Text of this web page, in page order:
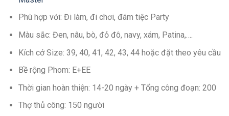
Phù hợp với: Đi làm, đi chơi, đám tiệc Party
Màu sắc: Đen, nâu, bò, đỏ đô, navy, xám, Patina,….
Kích cở Size: 39, 40, 41, 42, 43, 44 hoặc đặt theo yêu cầu
Bề rộng Phom: E+EE
Thời gian hoàn thiện: 14-20 ngày + Tổng công đoạn: 200
Thợ thủ công: 150 người